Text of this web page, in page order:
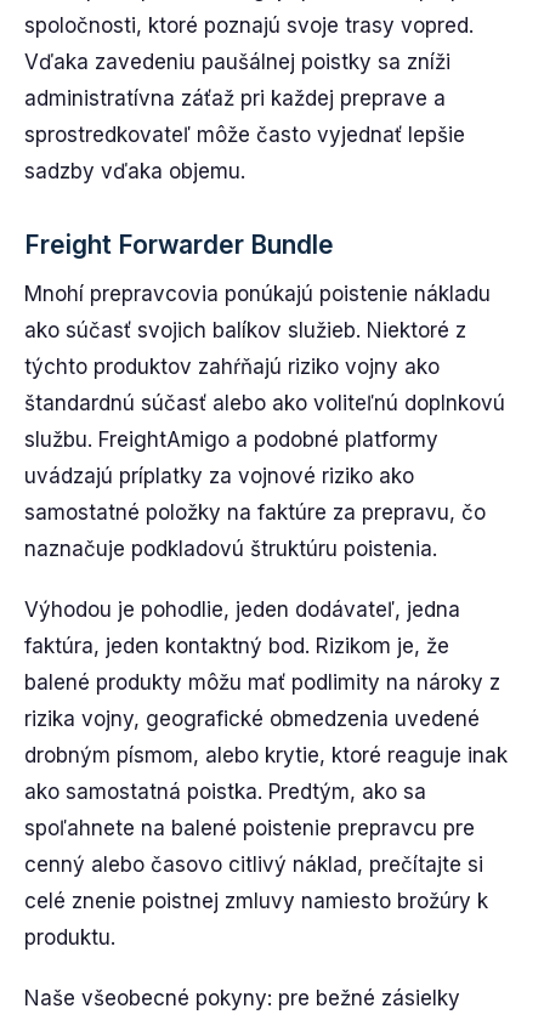
spoločnosti, ktoré poznajú svoje trasy vopred.
Vďaka zavedeniu paušálnej poistky sa zníži
administratívna záťaž pri každej preprave a
sprostredkovateľ môže často vyjednať lepšie
sadzby vďaka objemu.
Freight Forwarder Bundle
Mnohí prepravcovia ponúkajú poistenie nákladu
ako súčasť svojich balíkov služieb. Niektoré z
týchto produktov zahŕňajú riziko vojny ako
štandardnú súčasť alebo ako voliteľnú doplnkovú
službu. FreightAmigo a podobné platformy
uvádzajú príplatky za vojnové riziko ako
samostatné položky na faktúre za prepravu, čo
naznačuje podkladovú štruktúru poistenia.
Výhodou je pohodlie, jeden dodávateľ, jedna
faktúra, jeden kontaktný bod. Rizikom je, že
balené produkty môžu mať podlimity na nároky z
rizika vojny, geografické obmedzenia uvedené
drobným písmom, alebo krytie, ktoré reaguje inak
ako samostatná poistka. Predtým, ako sa
spoľahnete na balené poistenie prepravcu pre
cenný alebo časovo citlivý náklad, prečítajte si
celé znenie poistnej zmluvy namiesto brožúry k
produktu.
Naše všeobecné pokyny: pre bežné zásielky